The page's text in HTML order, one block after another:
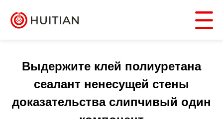
Выдержите клей полиуретана
сеалант ненесущей стены
доказательства слипчивый один